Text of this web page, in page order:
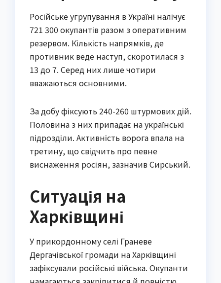
Російське угрупування в Україні налічує
721 300 окупантів разом з оперативним
резервом. Кількість напрямків, де
противник веде наступ, скоротилася з
13 до 7. Серед них лише чотири
вважаються основними.
За добу фіксують 240-260 штурмових дій.
Половина з них припадає на українські
підрозділи. Активність ворога впала на
третину, що свідчить про певне
виснаження росіян, зазначив Сирський.
Ситуація на
Харківщині
У прикордонному селі Граневе
Дергачівської громади на Харківщині
зафіксували російські війська. Окупанти